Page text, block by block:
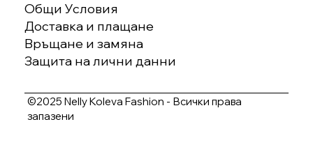
Общи Условия
Доставка и плащане
Връщане и замяна
Защита на лични данни
©2025 Nelly Koleva Fashion - Всички права
запазени